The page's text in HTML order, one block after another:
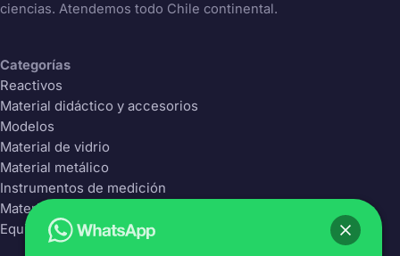
ciencias. Atendemos todo Chile continental.
Categorías
Reactivos
Material didáctico y accesorios
Modelos
Material de vidrio
Material metálico
Instrumentos de medición
Material Plástico
Equipos de laboratorio